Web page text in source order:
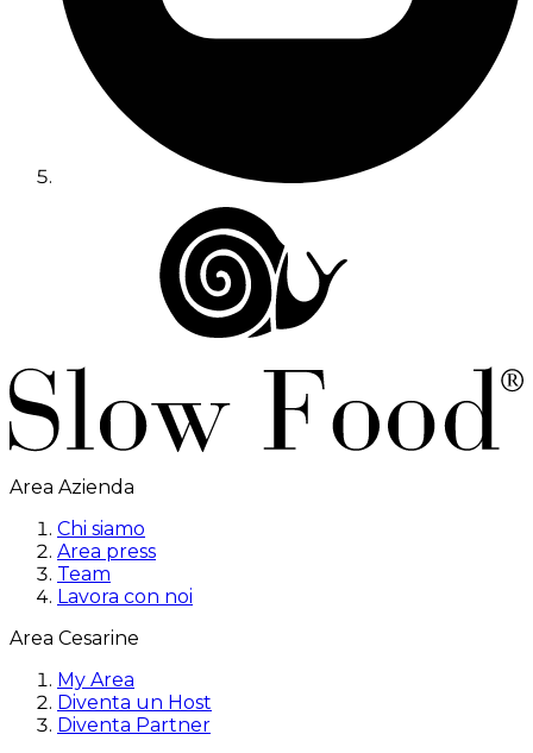
Area Azienda
Chi siamo
Area press
Team
Lavora con noi
Area Cesarine
My Area
Diventa un Host
Diventa Partner